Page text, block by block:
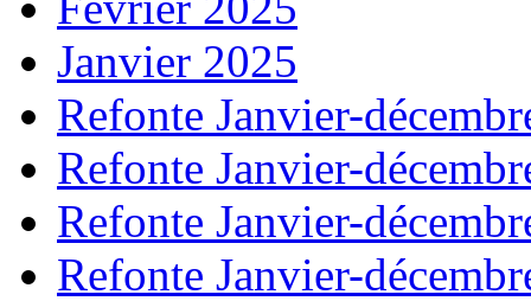
Janvier 2025
Refonte Janvier-
Refonte Janvier-
Refonte Janvier-
Refonte Janvier-